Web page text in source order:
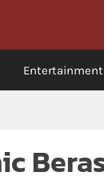
Entertainment